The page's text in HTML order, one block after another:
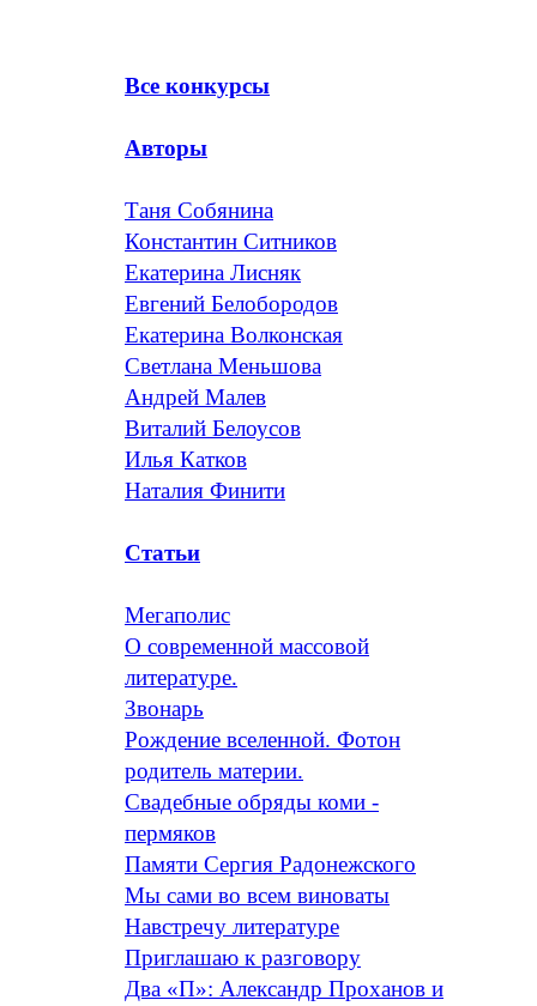
Все конкурсы
Авторы
Таня Собянина
Константин Ситников
Екатерина Лисняк
Евгений Белобородов
Екатерина Волконская
Светлана Меньшова
Андрей Малев
Виталий Белоусов
Илья Катков
Наталия Финити
Статьи
Мегаполис
О современной массовой
литературе.
Звонарь
Рождение вселенной. Фотон
родитель материи.
Свадебные обряды коми -
пермяков
Памяти Сергия Радонежского
Мы сами во всем виноваты
Навстречу литературе
Приглашаю к разговору
Два «П»: Александр Проханов и